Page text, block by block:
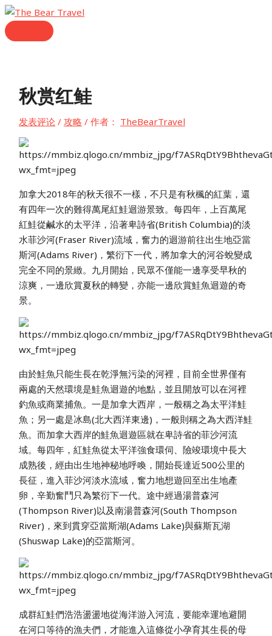
跳
至
内
菜
秋赏红鲑
发表评论 /攻略 / 作者： TheBearTravel
加拿大2018年的秋天很不一樣，不只是有秋楓的紅葉，還
有四年一次的難得萬尾紅鮭迴游景致。每四年，上百萬尾
紅鮭從鹹水的太平洋，沿著卑詩省(British Columbia)的淡
水菲沙河(Fraser River)流域，奮力的迴游前往出生地亞當
斯河(Adams River)，繁衍下一代，將加拿大的河谷蛻變成
完全不同的景緻。九月開始，民眾不僅能一邊享受早秋的
涼爽，一邊欣賞夏秋的轉變，亦能一邊欣賞鮭魚迴遊的奇
景。
由於鮭魚只能生長在乾淨無污染的河裡，目前全世界僅有
兩處的天然環境是鮭魚迴遊的地點，並且開放可以在河裡
釣魚或商業捕魚。一是加拿大西岸，一般稱之為太平洋鮭
魚；另一處是冰島(北大西洋東邊)，一般則稱之為大西洋鮭
魚。而加拿大西岸的鮭魚迴遊區就在卑詩省的菲沙河流
域。每四年，紅鮭魚從太平洋強食環伺、險竣環境中長大
成熟後，經由出生地神秘地呼喚，開始長達近500公里的
長征，進入菲沙河淡水流域，奮力地想遊回至出生地產
卵，辛勤奮鬥只為繁衍下一代。途中經過湯普森河
(Thompson River)以及南湯普森河(South Thompson
River)，來到貫穿亞當斯湖(Adams Lake)與蘇斯瓦湖
(Shuswap Lake)的亞當斯河。
成群紅鮭們浩浩盪盪地從海洋游入河流，要能幸運地避開
在河口等待的漁夫們，才能進入這條從小孕育其生長的母